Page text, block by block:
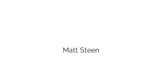
Matt Steen